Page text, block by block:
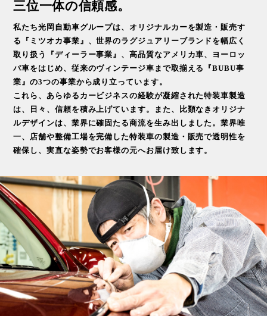
三位一体の信頼感。
私たち光岡自動車グループは、オリジナルカーを製造・販売す
る『ミツオカ事業』、世界のラグジュアリーブランドを幅広く
取り扱う『ディーラー事業』、高品質なアメリカ車、ヨーロッ
パ車をはじめ、従来のヴィンテージ車まで取揃える『BUBU事
業』の3つの事業から成り立っています。
これら、あらゆるカービジネスの経験が凝縮された特装車製造
は、日々、信頼を積み上げています。また、比類なきオリジナ
ルデザインは、業界に確固たる商流を生み出しました。業界唯
一、店舗や整備工場を完備した特装車の製造・販売で透明性を
確保し、実直な姿勢でお客様の元へお届け致します。